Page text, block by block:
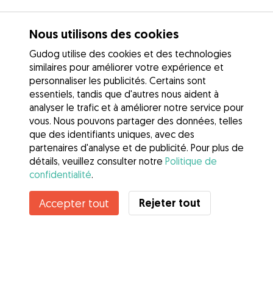
Contacter Hélène
Connaissez-vous les avantages de Gudog ? Voir plus
Nous utilisons des cookies
Gudog utilise des cookies et des technologies
similaires pour améliorer votre expérience et
personnaliser les publicités. Certains sont
essentiels, tandis que d'autres nous aident à
analyser le trafic et à améliorer notre service pour
vous. Nous pouvons partager des données, telles
que des identifiants uniques, avec des
partenaires d'analyse et de publicité. Pour plus de
détails, veuillez consulter notre Politique de
confidentialité.
Accepter tout Rejeter tout